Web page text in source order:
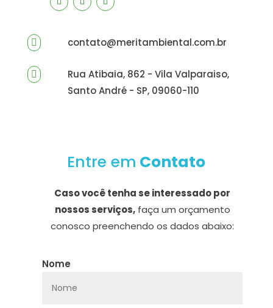
 contato@meritambiental.com.br

Rua Atibaia, 862 - Vila Valparaiso,
Santo André - SP, 09060-110
Entre em Contato
Caso você tenha se interessado por
nossos serviços,faça um orçamento
conosco preenchendo os dados abaixo:
Nome